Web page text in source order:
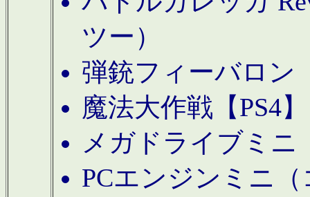
ツー）
弾銃フィーバロン
魔法大作戦【PS4
メガドライブミニ
PCエンジンミニ